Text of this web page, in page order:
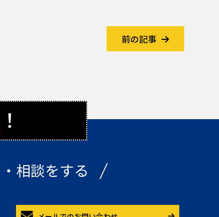
前の記事
！
相談をする